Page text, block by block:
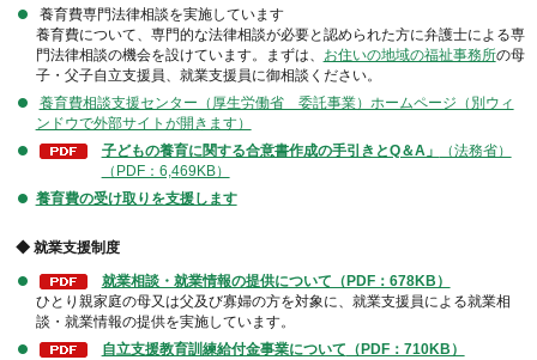
養育費専門法律相談を実施しています
養育費について、専門的な法律相談が必要と認められた方に弁護士による専
門法律相談の機会を設けています。まずは、
お住いの地域の福祉事務所の母
子・父子自立支援員、就業支援員に御相談ください。
養育費相談支援センター（厚生労働省 委託事業）ホームページ（別ウィ
ンドウで外部サイトが開きます）
子どもの養育に関する合意書作成の手引きとQ＆A」
（法務省）
（PDF：6,469KB）
養育費の受け取りを支援します
◆ 就業支援制度
就業相談・就業情報の提供について（PDF：678KB）
ひとり親家庭の母又は父及び寡婦の方を対象に、就業支援員による就業相
談・就業情報の提供を実施しています。
自立支援教育訓練給付金事業について （PDF：710KB）